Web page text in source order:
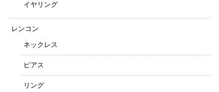
イヤリング
レンコン
ネックレス
ピアス
リング